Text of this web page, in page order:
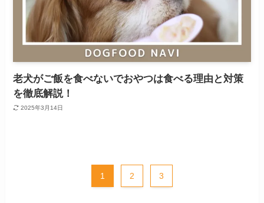
老犬がご飯を食べないでおやつは食べる理由と対策
を徹底解説！
2025年3月14日
1 2 3